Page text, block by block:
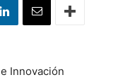
Innovación